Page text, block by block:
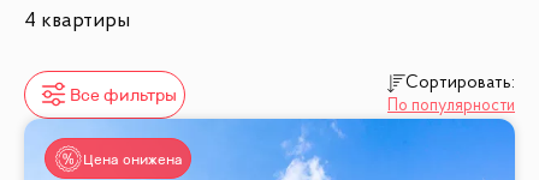
4 квартиры
Все фильтры
Сортировать:
По популярности
Цена снижена